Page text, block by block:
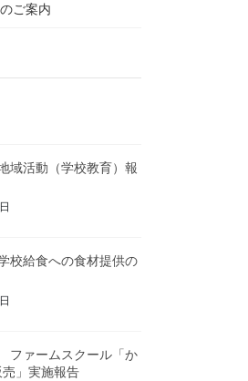
ご案内
域活動（学校教育）報
校給食への食材提供の
ファームスクール「か
」実施報告